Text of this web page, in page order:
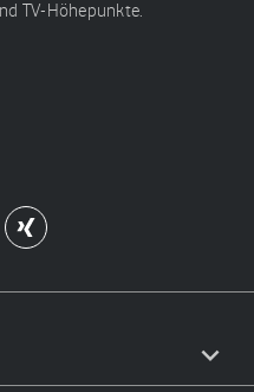
TV-Höhepunkte.